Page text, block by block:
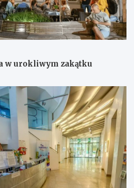
w urokliwym zakątku